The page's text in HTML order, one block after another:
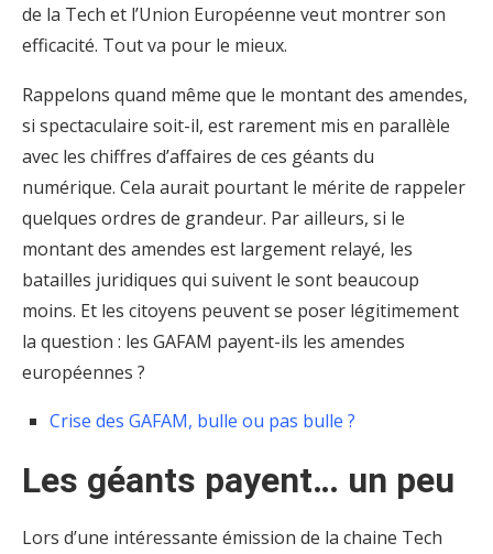
de la Tech et l’Union Européenne veut montrer son
efficacité. Tout va pour le mieux.
Rappelons quand même que le montant des amendes,
si spectaculaire soit-il, est rarement mis en parallèle
avec les chiffres d’affaires de ces géants du
numérique. Cela aurait pourtant le mérite de rappeler
quelques ordres de grandeur. Par ailleurs, si le
montant des amendes est largement relayé, les
batailles juridiques qui suivent le sont beaucoup
moins. Et les citoyens peuvent se poser légitimement
la question : les GAFAM payent-ils les amendes
européennes ?
Crise des GAFAM, bulle ou pas bulle ?
Les géants payent… un peu
Lors d’une intéressante émission de la chaine Tech